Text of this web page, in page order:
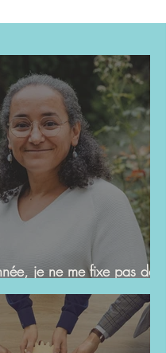
je ne me fixe pas de
Je choisis d’oser.